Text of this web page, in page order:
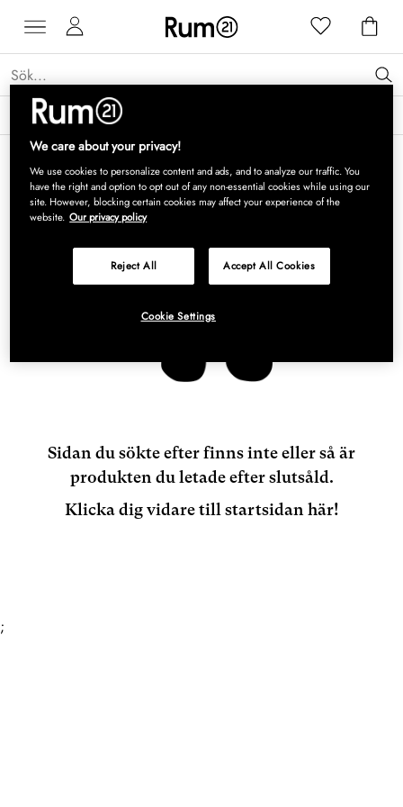
Få 15 % rabatt på Grythyttan Stålmöbler* →
Sidan du sökte efter finns inte eller så är
produkten du letade efter slutsåld.
Klicka dig vidare till startsidan här!
;
We care about your privacy!
We use cookies to personalize content and ads, and to analyze our traffic. You
have the right and option to opt out of any non-essential cookies while using our
site. However, blocking certain cookies may affect your experience of the
website. Our privacy policy
Reject All Accept All Cookies
Cookie Settings